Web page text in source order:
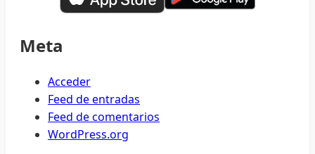
necesitan
Meta
Acceder
Feed de entradas
Feed de comentarios
WordPress.org